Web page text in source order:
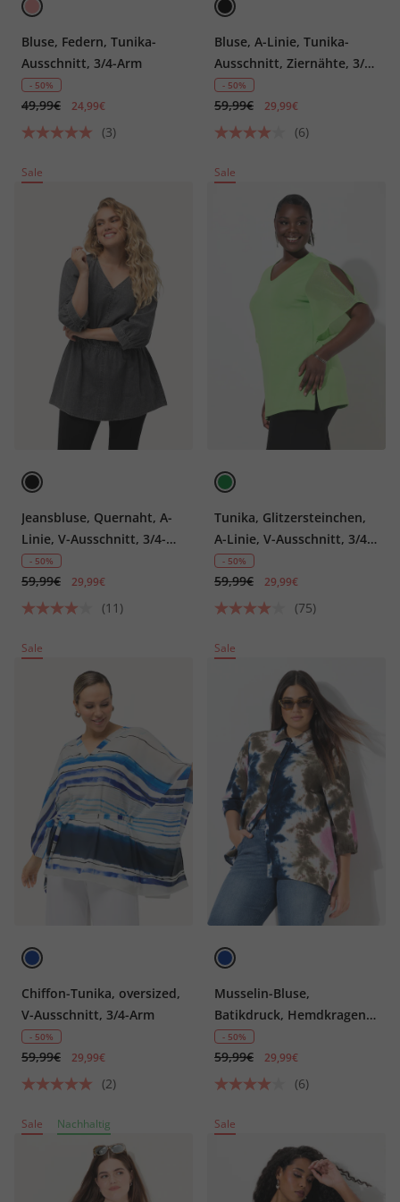
Bluse, Federn, Tunika-
Ausschnitt, 3/4-Arm
- 50%
49,99€ 24,99€
(3)
Bluse, A-Linie, Tunika-
Ausschnitt, Ziernähte, 3/4-
Arm
- 50%
59,99€ 29,99€
(6)
Sale
Jeansbluse, Quernaht, A-
Linie, V-Ausschnitt, 3/4-
Arm
- 50%
59,99€ 29,99€
(11)
Sale
Tunika, Glitzersteinchen,
A-Linie, V-Ausschnitt, 3/4-
Arm
- 50%
59,99€ 29,99€
(75)
Sale
Chiffon-Tunika, oversized,
V-Ausschnitt, 3/4-Arm
- 50%
59,99€ 29,99€
(2)
Sale
Musselin-Bluse,
Batikdruck, Hemdkragen,
3/4-Arm
- 50%
59,99€ 29,99€
(6)
Sale Nachhaltig Sale